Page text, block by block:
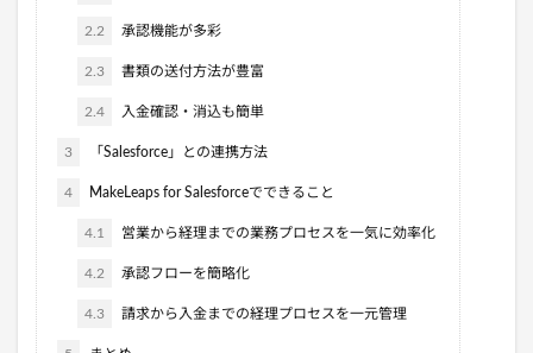
2.2 承認機能が多彩
2.3 書類の送付方法が豊富
2.4 入金確認・消込も簡単
3 「Salesforce」との連携方法
4 MakeLeaps for Salesforceでできること
4.1 営業から経理までの業務プロセスを一気に効率化
4.2 承認フローを簡略化
4.3 請求から入金までの経理プロセスを一元管理